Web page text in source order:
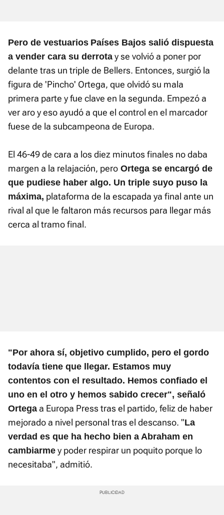
Pero de vestuarios Países Bajos salió dispuesta
a vender cara su derrota y se volvió a poner por
delante tras un triple de Bellers. Entonces, surgió la
figura de 'Pincho' Ortega, que olvidó su mala
primera parte y fue clave en la segunda. Empezó a
ver aro y eso ayudó a que el control en el marcador
fuese de la subcampeona de Europa.
El 46-49 de cara a los diez minutos finales no daba
margen a la relajación, pero Ortega se encargó de
que pudiese haber algo. Un triple suyo puso la
máxima, plataforma de la escapada ya final ante un
rival al que le faltaron más recursos para llegar más
cerca al tramo final.
"Por ahora sí, objetivo cumplido, pero el gordo
todavía tiene que llegar. Estamos muy
contentos con el resultado. Hemos confiado el
uno en el otro y hemos sabido crecer", señaló
Ortega a Europa Press tras el partido, feliz de haber
mejorado a nivel personal tras el descanso. "La
verdad es que ha hecho bien a Abraham en
cambiarme y poder respirar un poquito porque lo
necesitaba", admitió.